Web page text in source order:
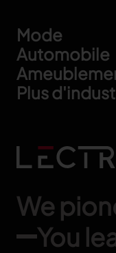
Footer
Mode
Automobile
Plus
We
You